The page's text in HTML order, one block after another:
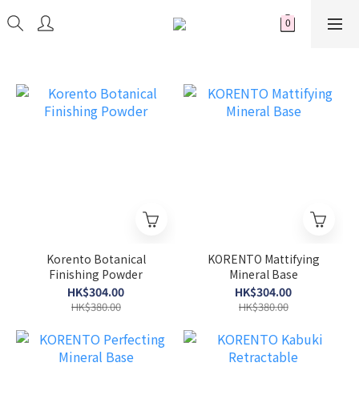
Korento Botanical
Finishing Powder
HK$304.00
HK$380.00
KORENTO Mattifying
Mineral Base
HK$304.00
HK$380.00